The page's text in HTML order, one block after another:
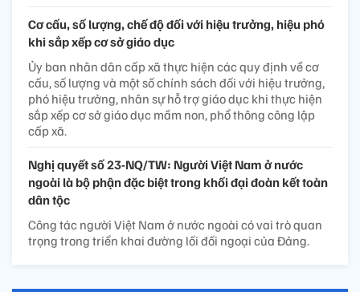
Cơ cấu, số lượng, chế độ đối với hiệu trưởng, hiệu phó
khi sắp xếp cơ sở giáo dục
Ủy ban nhân dân cấp xã thực hiện các quy định về cơ
cấu, số lượng và một số chính sách đối với hiệu trưởng,
phó hiệu trưởng, nhân sự hỗ trợ giáo dục khi thực hiện
sắp xếp cơ sở giáo dục mầm non, phổ thông công lập
cấp xã.
Nghị quyết số 23-NQ/TW: Người Việt Nam ở nước
ngoài là bộ phận đặc biệt trong khối đại đoàn kết toàn
dân tộc
Công tác người Việt Nam ở nước ngoài có vai trò quan
trọng trong triển khai đường lối đối ngoại của Đảng.